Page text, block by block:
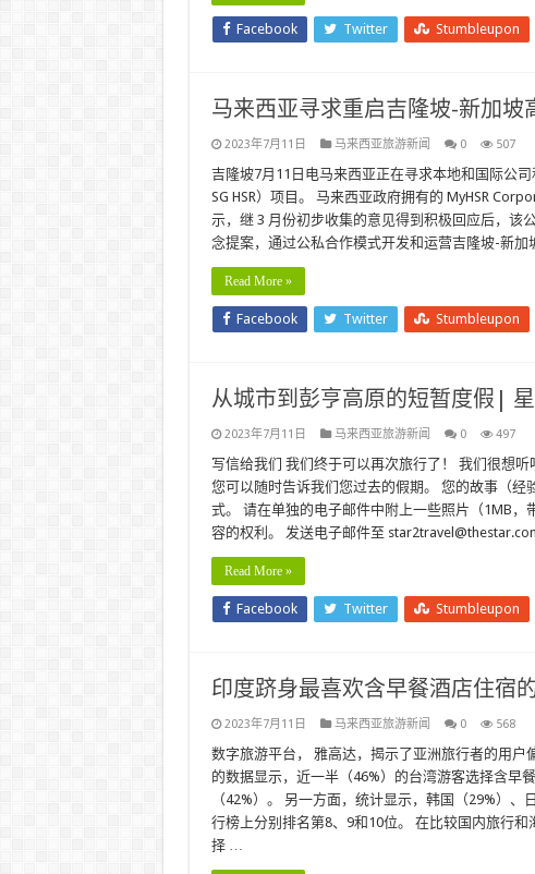
Facebook Twitter Stumbleupon
马来西亚寻求重启吉隆坡-新加坡
2023年7月11日 马来西亚旅游新闻 0 507
吉隆坡7月11日电马来西亚正在寻求本地和国际公
SG HSR）项目。 马来西亚政府拥有的 MyHSR
示，继 3 月份初步收集的意见得到积极回应后，该
念提案，通过公私合作模式开发和运营吉隆坡-新
Read More »
Facebook Twitter Stumbleupon
从城市到彭亨高原的短暂度假| 星
2023年7月11日 马来西亚旅游新闻 0 497
写信给我们 我们终于可以再次旅行了！ 我们很想
您可以随时告诉我们您过去的假期。 您的故事（经
式。 请在单独的电子邮件中附上一些照片（1MB
容的权利。 发送电子邮件至
Read More »
Facebook Twitter Stumbleupon
印度跻身最喜欢含早餐酒店住宿
2023年7月11日 马来西亚旅游新闻 0 568
数字旅游平台， 雅高达，揭示了亚洲旅行者的用
的数据显示，近一半（46%）的台湾游客选择含早
（42%）。 另一方面，统计显示，韩国（29%）
行榜上分别排名第8、9和10位。 在比较国内旅行
择 …